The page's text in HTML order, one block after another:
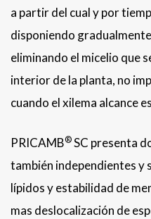
a partir del cual y por
disponiendo
eliminando el micelio que
interior de la planta, no
cuando el xilema alcance
PRICAMB®SC presenta
también independientes y
lípidos y estabilidad de
mas deslocalización de